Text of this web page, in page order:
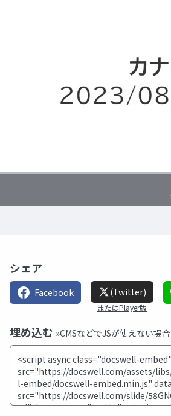
シェア
Facebook (Twitter)
またはPlayer版
埋め込む »CMSなどでJSが使えない場合